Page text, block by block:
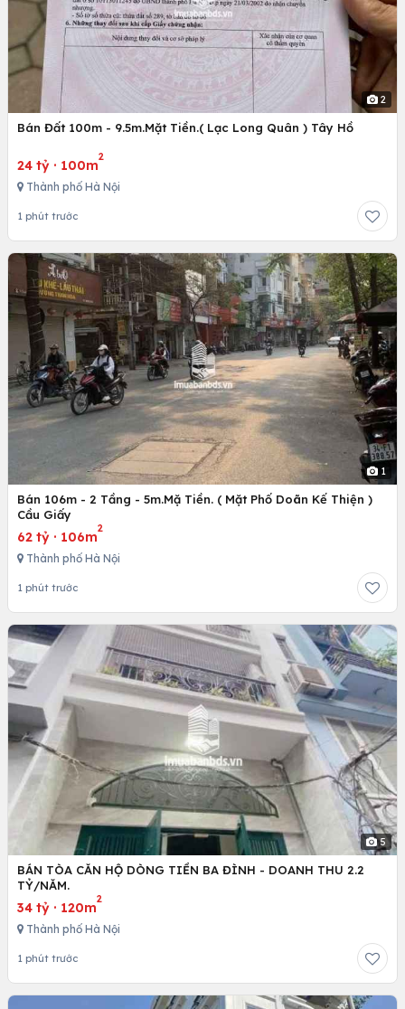
2
Bán Đất 100m - 9.5m.Mặt Tiền.( Lạc Long Quân ) Tây Hồ
24 tỷ · 100m
2
Thành phố Hà Nội
1 phút trước
1
Bán 106m - 2 Tầng - 5m.Mặ Tiền. ( Mặt Phố Doãn Kế Thiện )
Cầu Giấy
62 tỷ · 106m
2
Thành phố Hà Nội
1 phút trước
5
BÁN TÒA CĂN HỘ DÒNG TIỀN BA ĐÌNH - DOANH THU 2.2
TỶ/NĂM.
34 tỷ · 120m
2
Thành phố Hà Nội
1 phút trước